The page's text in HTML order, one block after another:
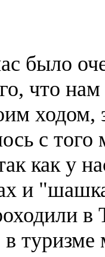
было
что
с
как у
и